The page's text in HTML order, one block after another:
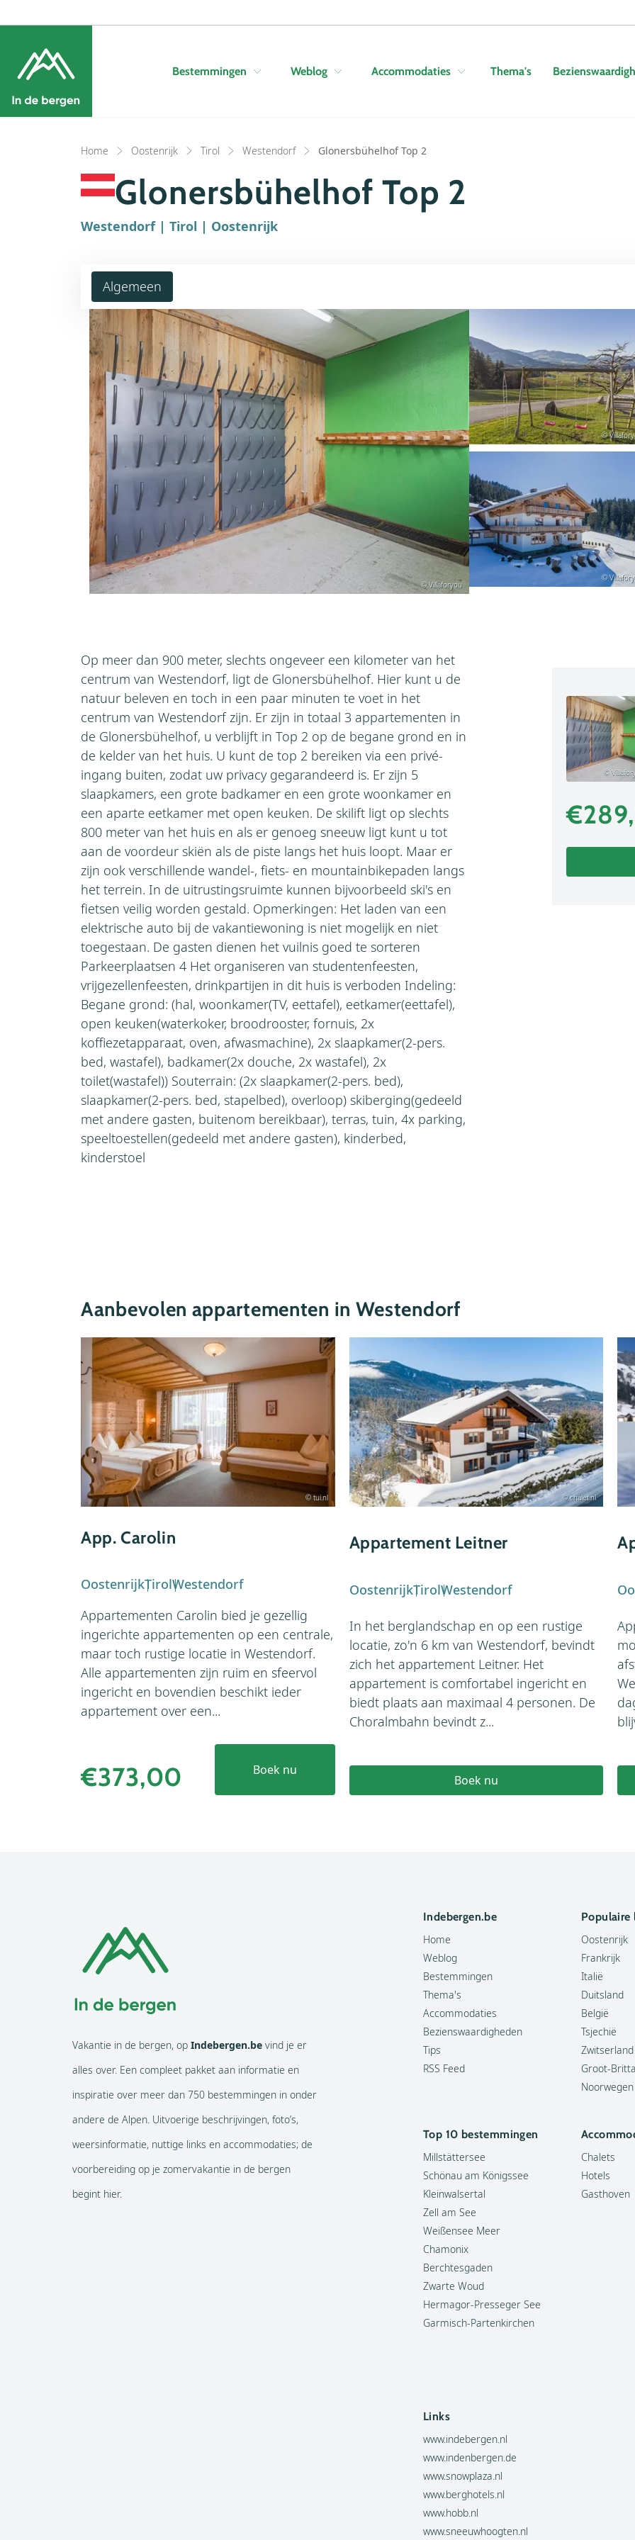
Bestemmingen Weblog Accommodaties Thema's
Home Oostenrijk Tirol Westendorf Glonersbühelhof Top 2
Glonersbühelhof Top 2
Westendorf | Tirol | Oostenrijk
Algemeen
© Villaforyou
©
©
Op meer dan 900 meter, slechts ongeveer een kilometer van het
centrum van Westendorf, ligt de Glonersbühelhof. Hier kunt u de
natuur beleven en toch in een paar minuten te voet in het
centrum van Westendorf zijn. Er zijn in totaal 3 appartementen in
de Glonersbühelhof, u verblijft in Top 2 op de begane grond en in
de kelder van het huis. U kunt de top 2 bereiken via een privé-
ingang buiten, zodat uw privacy gegarandeerd is. Er zijn 5
slaapkamers, een grote badkamer en een grote woonkamer en
een aparte eetkamer met open keuken. De skilift ligt op slechts
800 meter van het huis en als er genoeg sneeuw ligt kunt u tot
aan de voordeur skiën als de piste langs het huis loopt. Maar er
zijn ook verschillende wandel-, fiets- en mountainbikepaden langs
het terrein. In de uitrustingsruimte kunnen bijvoorbeeld ski's en
fietsen veilig worden gestald. Opmerkingen: Het laden van een
elektrische auto bij de vakantiewoning is niet mogelijk en niet
toegestaan. De gasten dienen het vuilnis goed te sorteren
Parkeerplaatsen 4 Het organiseren van studentenfeesten,
vrijgezellenfeesten, drinkpartijen in dit huis is verboden Indeling:
Begane grond: (hal, woonkamer(TV, eettafel), eetkamer(eettafel),
open keuken(waterkoker, broodrooster, fornuis, 2x
koffiezetapparaat, oven, afwasmachine), 2x slaapkamer(2-pers.
bed, wastafel), badkamer(2x douche, 2x wastafel), 2x
toilet(wastafel)) Souterrain: (2x slaapkamer(2-pers. bed),
slaapkamer(2-pers. bed, stapelbed), overloop) skiberging(gedeeld
met andere gasten, buitenom bereikbaar), terras, tuin, 4x parking,
speeltoestellen(gedeeld met andere gasten), kinderbed,
kinderstoel
©
Aanbevolen appartementen in Westendorf
© tui.nl
App. Carolin
OostenrijkTirolWestendorf
Appartementen Carolin bied je gezellig
ingerichte appartementen op een centrale,
maar toch rustige locatie in Westendorf.
Alle appartementen zijn ruim en sfeervol
ingericht en bovendien beschikt ieder
appartement over een...
€373,00 Boek nu
© chalet.nl
Appartement Leitner
OostenrijkTirolWestendorf
In het berglandschap en op een rustige
locatie, zo'n 6 km van Westendorf, bevindt
zich het appartement Leitner. Het
appartement is comfortabel ingericht en
biedt plaats aan maximaal 4 personen. De
Choralmbahn bevindt z...
Boek nu
Vakantie in de bergen, op Indebergen.be vind je er
alles over. Een compleet pakket aan informatie en
inspiratie over meer dan 750 bestemmingen in onder
andere de Alpen. Uitvoerige beschrijvingen, foto’s,
weersinformatie, nuttige links en accommodaties; de
voorbereiding op je zomervakantie in de bergen
begint hier.
Indebergen.be
Home
Weblog
Bestemmingen
Thema's
Accommodaties
Bezienswaardigheden
Tips
RSS Feed
Populaire
Oostenrijk
Frankrijk
Italië
Duitsland
België
Tsjechië
Zwitserland
Groot-
Noorwegen
Top 10 bestemmingen
Millstättersee
Schönau am Königssee
Kleinwalsertal
Zell am See
Weißensee Meer
Chamonix
Berchtesgaden
Zwarte Woud
Hermagor-Presseger See
Garmisch-Partenkirchen
Chalets
Hotels
Gasthoven
Links
www.indebergen.nl
www.indenbergen.de
www.snowplaza.nl
www.berghotels.nl
www.hobb.nl
www.sneeuwhoogten.nl